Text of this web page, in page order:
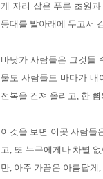
게 자리 잡은 푸른 초원
등대를 발아래에 두고서
바닷가 사람들은 그것들
물도 사람들도 바다가 내
전복을 건져 올리고, 한
이것을 보면 이곳 사람들
고, 또 누구에게나 차별
만, 아주 가끔은 아름답게